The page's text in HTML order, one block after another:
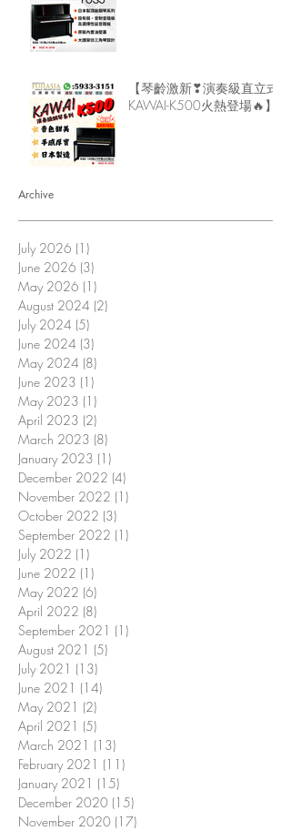
【琴齡激新❣演奏級直立式
KAWAI-K500火熱登場🔥】
Archive
July 2026 (1)
June 2026 (3)
May 2026 (1)
August 2024 (2)
July 2024 (5)
June 2024 (3)
May 2024 (8)
June 2023 (1)
May 2023 (1)
April 2023 (2)
March 2023 (8)
January 2023 (1)
December 2022 (4)
November 2022 (1)
October 2022 (3)
September 2022 (1)
July 2022 (1)
June 2022 (1)
May 2022 (6)
April 2022 (8)
September 2021 (1)
August 2021 (5)
July 2021 (13)
June 2021 (14)
May 2021 (2)
April 2021 (5)
March 2021 (13)
February 2021 (11)
January 2021 (15)
December 2020 (15)
November 2020 (17)